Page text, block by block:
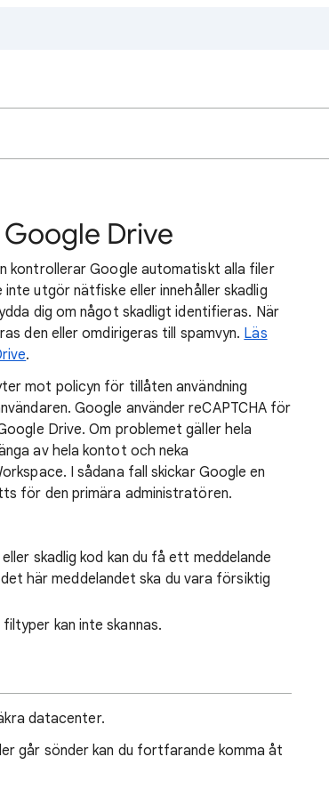
Drive
kontrollerar Google automatiskt alla filer
utgör nätfiske eller innehåller skadlig
dig om något skadligt identifieras. När
den eller omdirigeras till spamvyn. Läs
.
mot policyn för tillåten användning
Google använder reCAPTCHA för
Drive. Om problemet gäller hela
av hela kontot och neka
I sådana fall skickar Google en
för den primära administratören.
skadlig kod kan du få ett meddelande
här meddelandet ska du vara försiktig
kan inte skannas.
datacenter.
går sönder kan du fortfarande komma åt